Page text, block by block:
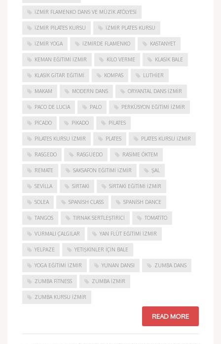
İZMIR FLAMENKO DANS VE MÜZIK ATÖLYESI
İZMIR PILATES KURSU İZMIR PLATES KURSU
İZMIR YOGA IZMIRDE FLAMENKO KASTANYET
KEMAN EĞITIMI İZMIR KILO VERME KLASIK BALE
KLASIK GITAR EĞITIMI KOMPAS LUTHIER
MAKAM MODERN DANS ORYANTAL DANS İZMIR
PACO DE LUCIA PALO PERKÜSYON EĞITIMI İZMIR
PICADO PIKADO PILATES
PILATES KURSU İZMIR PLATES PLATES KURSU İZMIR
RASGEDO RASGUEDO RASIME ÖKTEM
REMATE SAKSAFON EĞITIMI İZMIR ŞAL
SEVILLA SIRTAKI SIRTAKI EĞITIMI İZMIR
SOLEA SPANISH CLASS SPANISH DANCE
TANGOS TIRNAK SERTLEŞTIRICI TOMATITO
VURMALI ÇALGILAR YAN FLÜT EĞITIMI İZMIR
YELPAZE YETIŞKINLER IÇIN BALE
YOGA EĞITIMI İZMIR YUNAN DANSI ZUMBA DANS
ZUMBA FITNESS ZUMBA İZMIR
ZUMBA KURSU İZMIR
READ MORE